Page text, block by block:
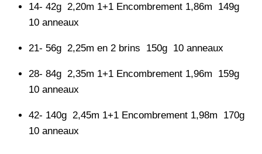
14- 42g 2,20m 1+1 Encombrement 1,86m 149g
10 anneaux
21- 56g 2,25m en 2 brins 150g 10 anneaux
28- 84g 2,35m 1+1 Encombrement 1,96m 159g
10 anneaux
42- 140g 2,45m 1+1 Encombrement 1,98m 170g
10 anneaux